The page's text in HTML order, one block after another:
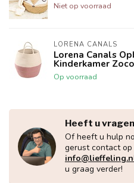
Niet op voorraad
LORENA CANALS
Lorena Canals
Kinderkamer
Op voorraad
Heeft u
Of heeft u hulp
gerust contact
u graag verder!